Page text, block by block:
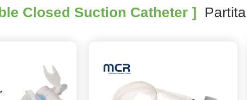
Closed Suction Catheter ] Partita